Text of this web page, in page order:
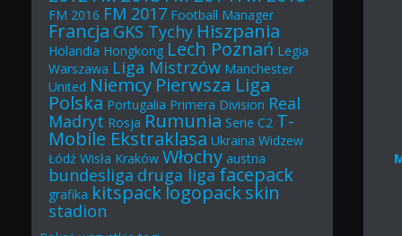
FM 2016 FM 2017 Football Manager
Francja GKS Tychy Hiszpania
Holandia Hongkong Lech Poznań Legia
Warszawa Liga Mistrzów Manchester
United Niemcy Pierwsza Liga
Polska Portugalia Primera Division Real
Madryt Rosja Rumunia Serie C2 T-
Mobile Ekstraklasa Ukraina Widzew
Łódź Wisła Kraków Włochy austria
bundesliga druga ligafacepack
grafika kitspacklogopackskin
stadion